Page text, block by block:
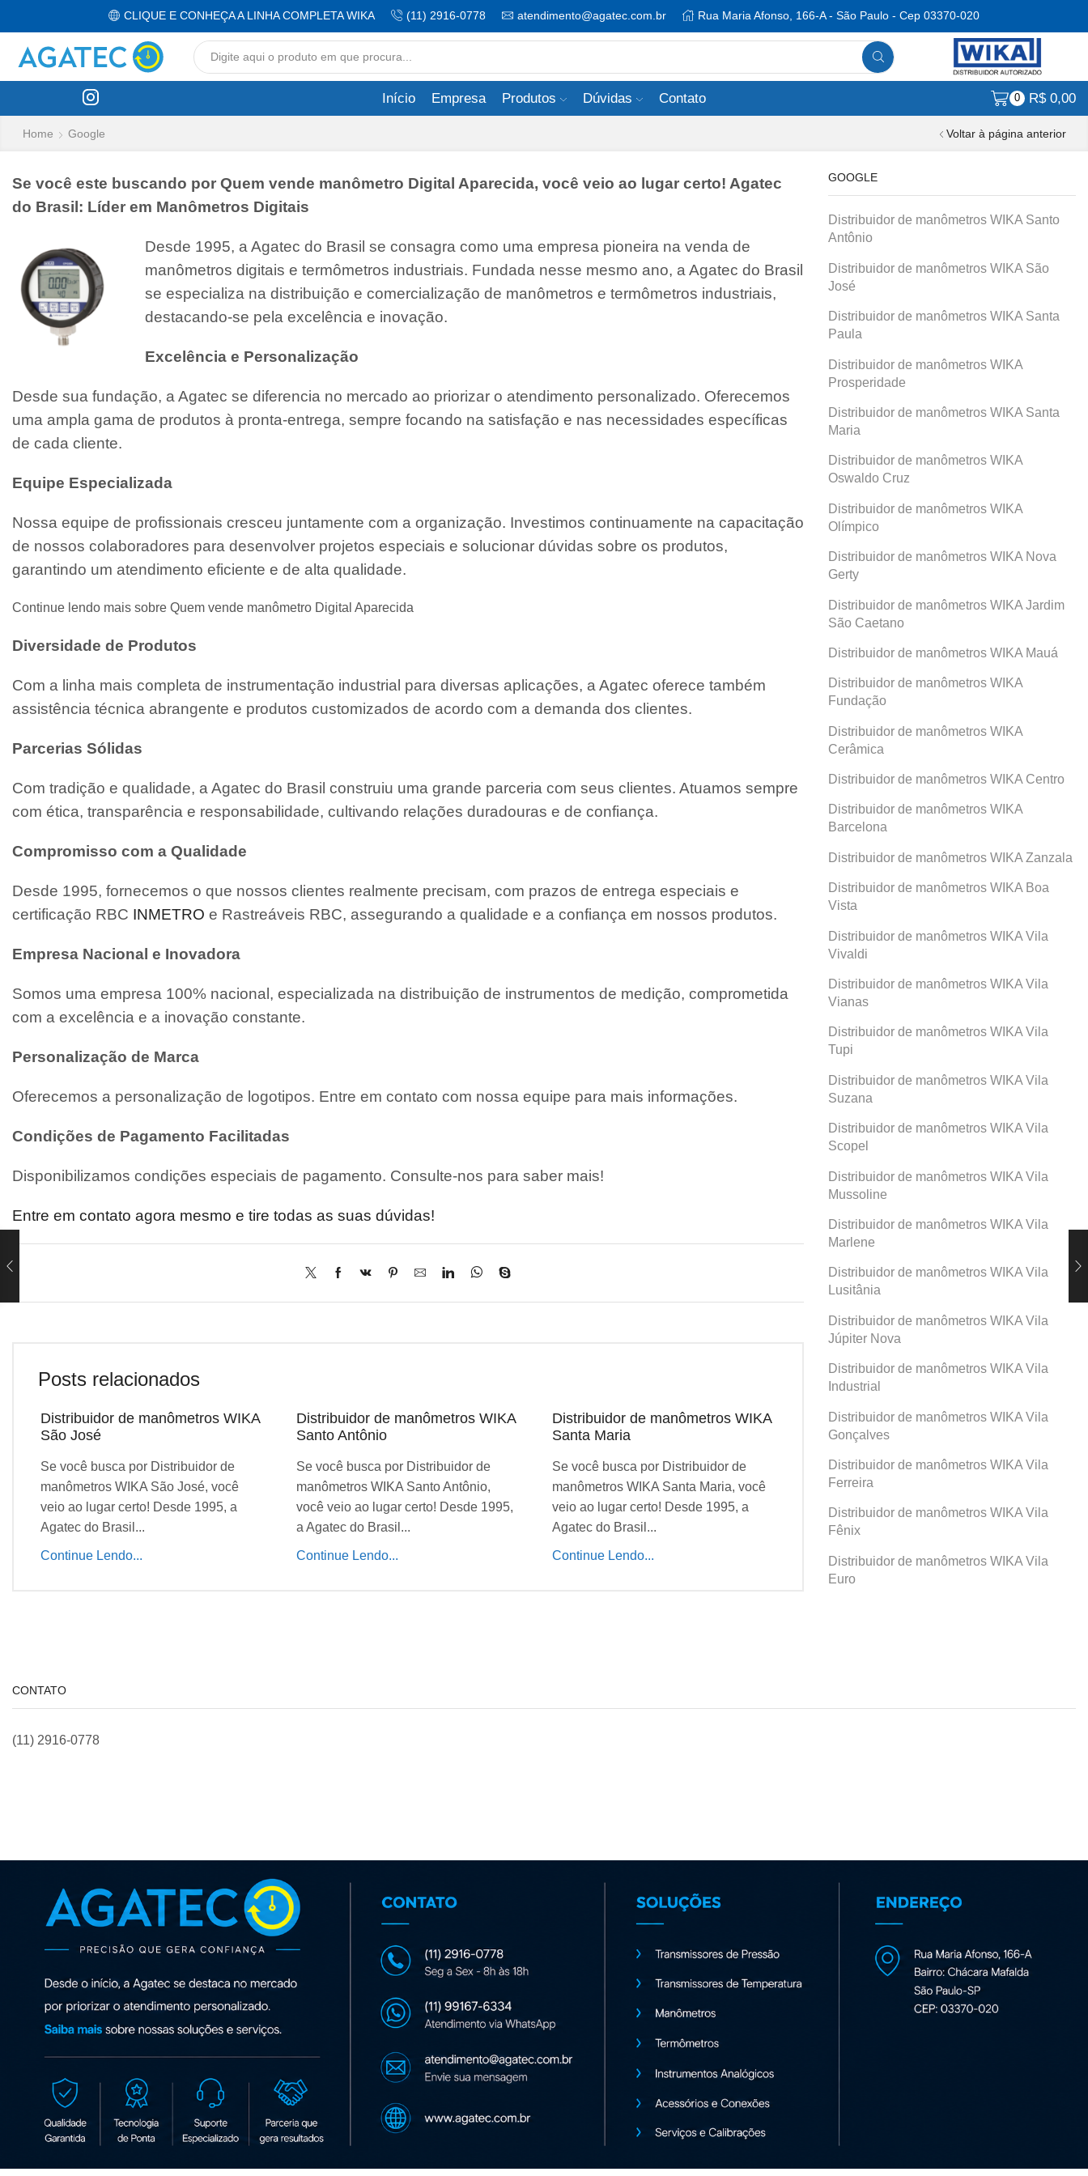
CLIQUE E CONHEÇA A LINHA COMPLETA WIKA (11) 2916-0778 atendimento@agatec.com.br Rua Maria Afonso, 166-A - São Paulo - Cep 03370-020
input
Início Empresa Produtos Dúvidas Contato 0 R$0,00
Voltar à página anterior
Home Google
Se você este buscando por Quem vende manômetro Digital Aparecida, você veio ao lugar certo! Agatec
do Brasil: Líder em Manômetros Digitais
Desde 1995, a Agatec do Brasil se consagra como uma empresa pioneira na venda de
manômetros digitais e termômetros industriais. Fundada nesse mesmo ano, a Agatec do Brasil
se especializa na distribuição e comercialização de manômetros e termômetros industriais,
destacando-se pela excelência e inovação.
Excelência e Personalização
Desde sua fundação, a Agatec se diferencia no mercado ao priorizar o atendimento personalizado. Oferecemos
uma ampla gama de produtos à pronta-entrega, sempre focando na satisfação e nas necessidades específicas
de cada cliente.
Equipe Especializada
Nossa equipe de profissionais cresceu juntamente com a organização. Investimos continuamente na capacitação
de nossos colaboradores para desenvolver projetos especiais e solucionar dúvidas sobre os produtos,
garantindo um atendimento eficiente e de alta qualidade.
Continue lendo mais sobre Quem vende manômetro Digital Aparecida
Diversidade de Produtos
Com a linha mais completa de instrumentação industrial para diversas aplicações, a Agatec oferece também
assistência técnica abrangente e produtos customizados de acordo com a demanda dos clientes.
Parcerias Sólidas
Com tradição e qualidade, a Agatec do Brasil construiu uma grande parceria com seus clientes. Atuamos sempre
com ética, transparência e responsabilidade, cultivando relações duradouras e de confiança.
Compromisso com a Qualidade
Desde 1995, fornecemos o que nossos clientes realmente precisam, com prazos de entrega especiais e
certificação RBC INMETRO e Rastreáveis RBC, assegurando a qualidade e a confiança em nossos produtos.
Empresa Nacional e Inovadora
Somos uma empresa 100% nacional, especializada na distribuição de instrumentos de medição, comprometida
com a excelência e a inovação constante.
Personalização de Marca
Oferecemos a personalização de logotipos. Entre em contato com nossa equipe para mais informações.
Condições de Pagamento Facilitadas
Disponibilizamos condições especiais de pagamento. Consulte-nos para saber mais!
Entre em contato agora mesmo e tire todas as suas dúvidas!
Posts relacionados
Distribuidor de manômetros WIKA
São José
Se você busca por Distribuidor de
manômetros WIKA São José, você
veio ao lugar certo! Desde 1995, a
Agatec do Brasil...
Continue Lendo...
Distribuidor de manômetros WIKA
Santo Antônio
Se você busca por Distribuidor de
manômetros WIKA Santo Antônio,
você veio ao lugar certo! Desde 1995,
a Agatec do Brasil...
Continue Lendo...
Distribuidor de manômetros WIKA
Santa Maria
Se você busca por Distribuidor de
manômetros WIKA Santa Maria, você
veio ao lugar certo! Desde 1995, a
Agatec do Brasil...
Continue Lendo...
Distribuidor de manômetros WIKA
Prosperidade
Se você busca por Distribuidor de
manômetros WIKA Prosperidade, você
veio ao lugar certo! Desde 1995, a
Agatec do Brasil vem...
Continue Lendo...
GOOGLE
Distribuidor de manômetros WIKA Santo
Antônio
Distribuidor de manômetros WIKA São
José
Distribuidor de manômetros WIKA Santa
Paula
Distribuidor de manômetros WIKA
Prosperidade
Distribuidor de manômetros WIKA Santa
Maria
Distribuidor de manômetros WIKA
Oswaldo Cruz
Distribuidor de manômetros WIKA
Olímpico
Distribuidor de manômetros WIKA Nova
Gerty
Distribuidor de manômetros WIKA Jardim
São Caetano
Distribuidor de manômetros WIKA Mauá
Distribuidor de manômetros WIKA
Fundação
Distribuidor de manômetros WIKA
Cerâmica
Distribuidor de manômetros WIKA Centro
Distribuidor de manômetros WIKA
Barcelona
Distribuidor de manômetros WIKA Zanzala
Distribuidor de manômetros WIKA Boa
Vista
Distribuidor de manômetros WIKA Vila
Vivaldi
Distribuidor de manômetros WIKA Vila
Vianas
Distribuidor de manômetros WIKA Vila
Tupi
Distribuidor de manômetros WIKA Vila
Suzana
Distribuidor de manômetros WIKA Vila
Scopel
Distribuidor de manômetros WIKA Vila
Mussoline
Distribuidor de manômetros WIKA Vila
Marlene
Distribuidor de manômetros WIKA Vila
Lusitânia
Distribuidor de manômetros WIKA Vila
Júpiter Nova
Distribuidor de manômetros WIKA Vila
Industrial
Distribuidor de manômetros WIKA Vila
Gonçalves
Distribuidor de manômetros WIKA Vila
Ferreira
Distribuidor de manômetros WIKA Vila
Fênix
Distribuidor de manômetros WIKA Vila
Euro
CONTATO
(11) 2916-0778